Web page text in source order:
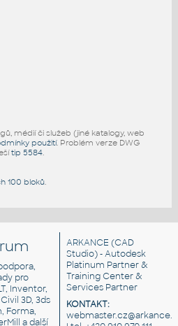
médií či služeb (jiné katalogy, web
použití. Problém verze DWG
tip 5584.
100 bloků.
pro
Inventor,
3D, 3ds
Forma,
a další
ARKANCE (CAD
Studio) - Autodesk
Platinum Partner &
Training Center &
Services Partner
KONTAKT: